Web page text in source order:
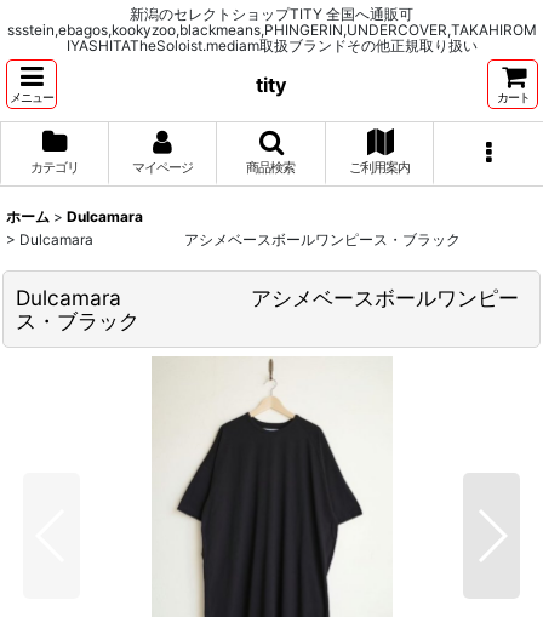
新潟のセレクトショップTITY 全国へ通販可
ssstein,ebagos,kookyzoo,blackmeans,PHINGERIN,UNDERCOVER,TAKAHIROM
IYASHITATheSoloist.mediam取扱ブランドその他正規取り扱い
メニュー
tity
カート
カテゴリ マイページ 商品検索 ご利用案内
ホーム > Dulcamara
> Dulcamara アシメベースボールワンピース・ブラック
Dulcamara アシメベースボールワンピー
ス・ブラック